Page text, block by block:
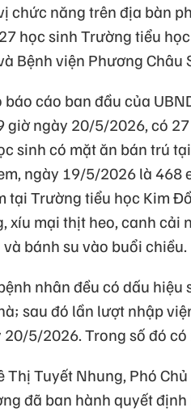
chức năng trên địa bàn
học sinh Trường tiểu
Bệnh viện Phương
báo cáo ban đầu của
giờ ngày 20/5/2026, có
sinh có mặt ăn bán trú
ngày 19/5/2026 là 468
tại Trường tiểu học Kim
xíu mại thịt heo, canh cải
bánh su vào buổi chiều.
nhân đều có dấu
sau đó lần lượt nhập
20/5/2026. Trong số đó
Thị Tuyết Nhung, Phó
đã ban hành quyết